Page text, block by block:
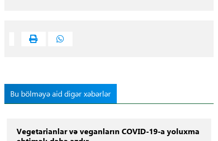
Bu bölməyə aid digər xəbərlər
Vegetarianlar və veganların COVID-19-a yoluxma